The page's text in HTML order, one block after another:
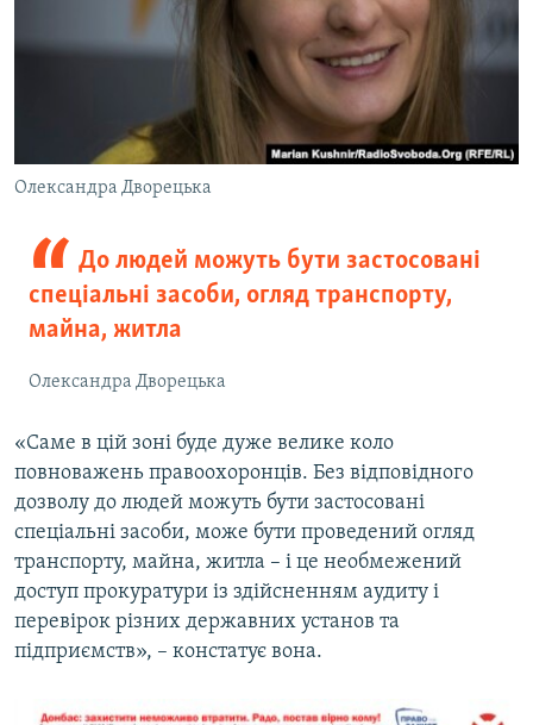
Олександра Дворецька
До людей можуть бути застосовані
спеціальні засоби, огляд транспорту,
майна, житла
Олександра Дворецька
«Саме в цій зоні буде дуже велике коло
повноважень правоохоронців. Без відповідного
дозволу до людей можуть бути застосовані
спеціальні засоби, може бути проведений огляд
транспорту, майна, житла – і це необмежений
доступ прокуратури із здійсненням аудиту і
перевірок різних державних установ та
підприємств», – констатує вона.